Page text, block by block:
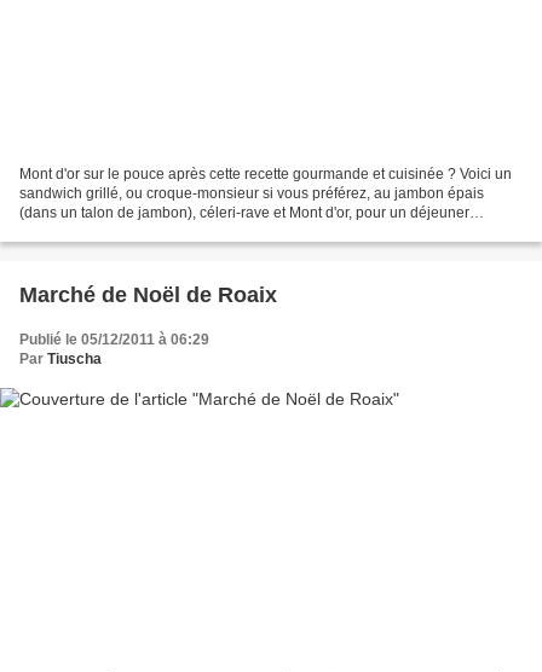
Mont d'or sur le pouce après cette recette gourmande et cuisinée ? Voici un
sandwich grillé, ou croque-monsieur si vous préférez, au jambon épais
(dans un talon de jambon), céleri-rave et Mont d'or, pour un déjeuner
Marché de Noël de Roaix
Publié le 05/12/2011 à 06:29
Par Tiuscha